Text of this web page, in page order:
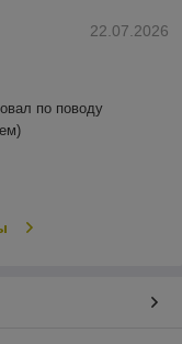
22.07.2026
по поводу